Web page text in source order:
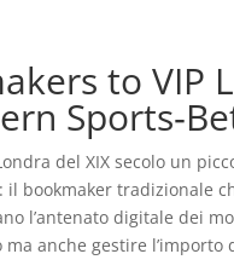
to VIP
del XIX secolo un
il bookmaker tradizionale
l’antenato digitale dei
anche gestire